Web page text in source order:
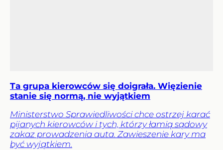
Ta grupa kierowców się doigrała. Więzienie
stanie się normą, nie wyjątkiem
Ministerstwo Sprawiedliwości chce ostrzej karać
pijanych kierowców i tych, którzy łamią sądowy
zakaz prowadzenia auta. Zawieszenie kary ma
być wyjątkiem.